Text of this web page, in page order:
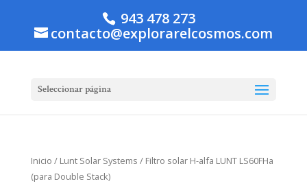
943 478 273
contacto@explorarelcosmos.com
Seleccionar página
Inicio / Lunt Solar Systems / Filtro solar H-alfa LUNT LS60FHa
(para Double Stack)